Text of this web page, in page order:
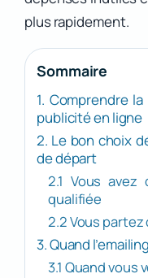
plus rapidement.
Sommaire
1. Comprendre
publicité en ligne
2. Le bon choix
de départ
2.1 Vous
qualifiée
2.2 Vous
3. Quand
3.1 Quand vous